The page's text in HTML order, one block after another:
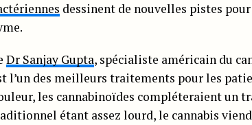
dessinent de nouvelles pistes
Dr Sanjay Gupta, spécialiste américain du
l’un des meilleurs traitements pour les
les cannabinoïdes compléteraient
étant assez lourd, le cannabis